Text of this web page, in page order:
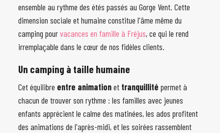
ensemble au rythme des étés passés au Gorge Vent. Cette
dimension sociale et humaine constitue l'âme même du
camping pourvacances en famille à Fréjus, ce qui le rend
irremplaçable dans le cœur de nos fidèles clients.
Un camping à taille humaine
Cet équilibre entre animationet tranquillité permet à
chacun de trouver son rythme : les familles avec jeunes
enfants apprécient le calme des matinées, les ados profitent
des animations de l'après-midi, et les soirées rassemblent